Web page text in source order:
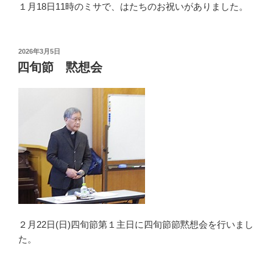
１月18日11時のミサで、はたちのお祝いがありました。
投
稿
日:
2026年3月5日
四旬節 黙想会
２月22日(日)四旬節第１主日に四旬節節黙想会を行いまし
た。